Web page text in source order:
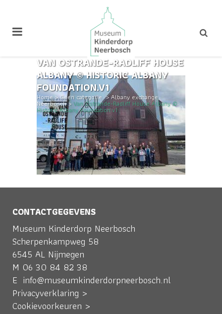
VAN OSTRANDE-RADLIFF HOUSE
ALBANY © HISTORIC ALBANY
FOUNDATION.V1
Home>Geen categorie>Albany exchange
Neerbosch>Van Ostrande-Radliff House Albany ©
Historic Albany Foundation.v1
CONTACTGEGEVENS
Museum Kinderdorp Neerbosch
Scherpenkampweg 58
6545 AL Nijmegen
M 06 30 84 82 38
E info@museumkinderdorpneerbosch.nl
Privacyverklaring >
Cookievoorkeuren >